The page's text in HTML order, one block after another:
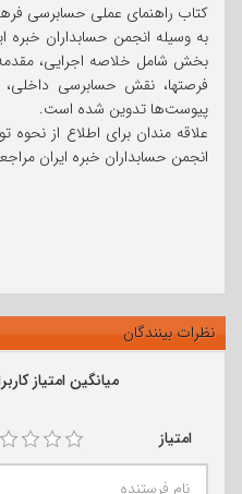
کتاب راهنمای عملی حسابرسی
به وسیله انجمن حسابداران
بخش شامل خلاصه اجرایی،
فرصتها، نقش حسابرسی
پیوست‌ها تدوین شده است.
علاقه مندان برای اطلاع از نحوه
انجمن حسابداران خبره ایران
نظرات بینندگان
میانگین امتیاز کاربران: 0.0
امتیاز